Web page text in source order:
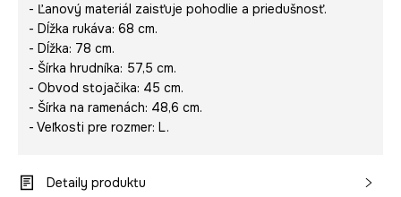
- Ľanový materiál zaisťuje pohodlie a priedušnosť.
- Dĺžka rukáva: 68 cm.
- Dĺžka: 78 cm.
- Šírka hrudníka: 57,5 cm.
- Obvod stojačika: 45 cm.
- Šírka na ramenách: 48,6 cm.
- Veľkosti pre rozmer: L.
Detaily produktu